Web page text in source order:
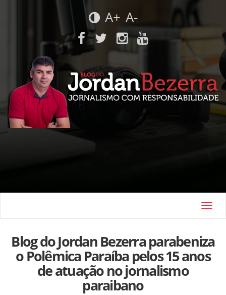
A+ A-
Blog do Jordan Bezerra parabeniza
o Polêmica Paraíba pelos 15 anos
de atuação no jornalismo
paraibano